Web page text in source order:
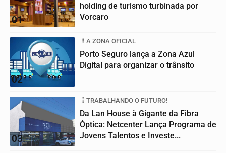
01
holding de turismo turbinada por
Vorcaro
02
A ZONA OFICIAL
Porto Seguro lança a Zona Azul
Digital para organizar o trânsito
03
TRABALHANDO O FUTURO!
Da Lan House à Gigante da Fibra
Óptica: Netcenter Lança Programa de
Jovens Talentos e Investe...